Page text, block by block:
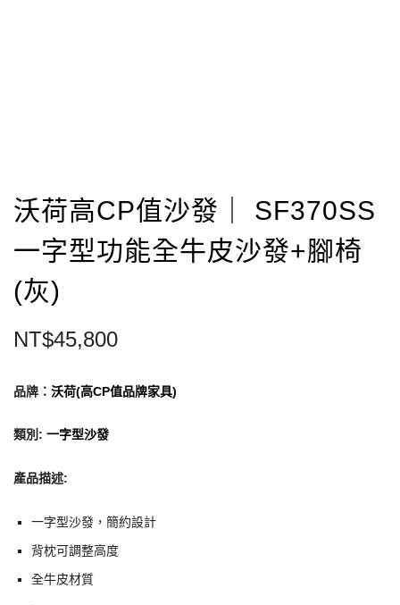
沃荷高CP值沙發｜ SF370SS
一字型功能全牛皮沙發+腳椅
(灰)
NT$45,800
品牌： 沃荷(高CP值品牌家具)
類別 : 一字型沙發
產品描述:
一字型沙發，簡約設計
背枕可調整高度
全牛皮材質